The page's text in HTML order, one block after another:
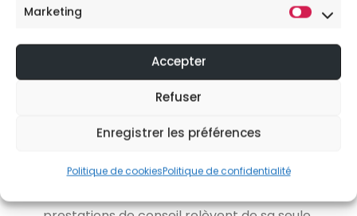
Marketing
Accepter
Refuser
Enregistrer les préférences
Politique de cookiesPolitique de confidentialité
préjudices financiers ou commerciaux
considérés comme dommages indirects
(perte de bénéfices, de commandes, trouble
commercial, etc.).
conséquences liés à la force majeure, à un
tiers ou au Client.